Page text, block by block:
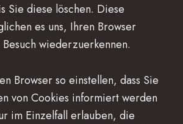
Sie diese löschen. Diese
es uns, Ihren Browser
wiederzuerkennen.
Browser so einstellen, dass Sie
von Cookies informiert werden
im Einzelfall erlauben, die